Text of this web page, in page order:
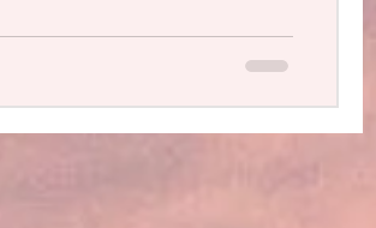
la mise en œuvre de ces règles.
de ce document que vous